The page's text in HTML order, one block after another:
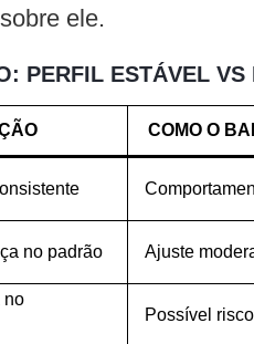
ele.
PERFIL ESTÁVEL VS
COMO O
no padrão Ajuste
no
Possível